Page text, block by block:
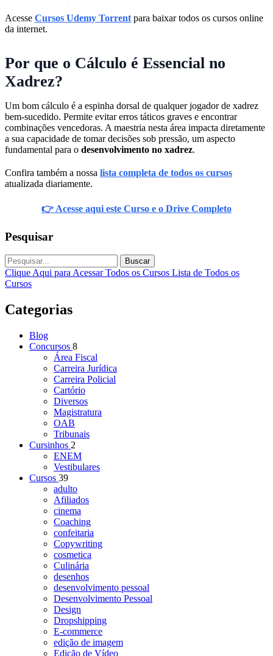
Acesse Cursos Udemy Torrent para baixar todos os cursos online
da internet.
Por que o Cálculo é Essencial no
Xadrez?
Um bom cálculo é a espinha dorsal de qualquer jogador de xadrez
bem-sucedido. Permite evitar erros táticos graves e encontrar
combinações vencedoras. A maestria nesta área impacta diretamente
a sua capacidade de tomar decisões sob pressão, um aspecto
fundamental para o desenvolvimento no xadrez.
Confira também a nossa lista completa de todos os cursos
atualizada diariamente.
👉 Acesse aqui este Curso e o Drive Completo
Pesquisar
Buscar
Clique Aqui para Acessar Todos os Cursos Lista de Todos os
Cursos
Categorias
Blog
Concursos 8
Área Fiscal
Carreira Jurídica
Carreira Policial
Cartório
Diversos
Magistratura
OAB
Tribunais
Cursinhos 2
ENEM
Vestibulares
Cursos 39
adulto
Afiliados
cinema
Coaching
confeitaria
Copywriting
cosmetica
Culinária
desenhos
desenvolvimento pessoal
Desenvolvimento Pessoal
Design
Dropshipping
E-commerce
edição de imagem
Edição de Vídeo